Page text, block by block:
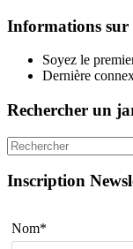
Informations
Soyez le
Dernière
Rechercher un
Inscription
Nom*